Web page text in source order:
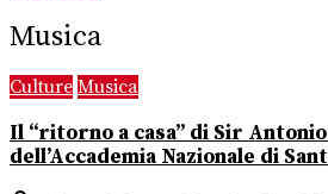
Musica
Culture Musica
Il “ritorno a casa” di Sir
dell’Accademia Nazionale di